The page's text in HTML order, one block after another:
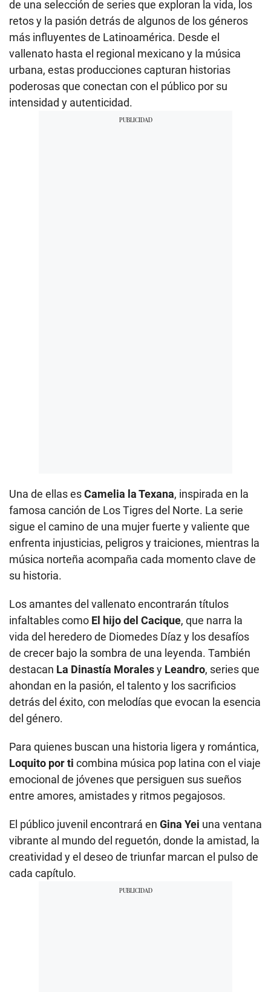
de una selección de series que exploran la vida, los
retos y la pasión detrás de algunos de los géneros
más influyentes de Latinoamérica. Desde el
vallenato hasta el regional mexicano y la música
urbana, estas producciones capturan historias
poderosas que conectan con el público por su
intensidad y autenticidad.
Una de ellas esCamelia la Texana, inspirada en la
famosa canción de Los Tigres del Norte. La serie
sigue el camino de una mujer fuerte y valiente que
enfrenta injusticias, peligros y traiciones, mientras la
música norteña acompaña cada momento clave de
su historia.
Los amantes del vallenato encontrarán títulos
infaltables como El hijo del Cacique, que narra la
vida del heredero de Diomedes Díaz y los desafíos
de crecer bajo la sombra de una leyenda. También
destacan La Dinastía Moralesy Leandro, series que
ahondan en la pasión, el talento y los sacrificios
detrás del éxito, con melodías que evocan la esencia
del género.
Para quienes buscan una historia ligera y romántica,
Loquito por ti combina música pop latina con el viaje
emocional de jóvenes que persiguen sus sueños
entre amores, amistades y ritmos pegajosos.
El público juvenil encontrará en Gina Yei una ventana
vibrante al mundo del reguetón, donde la amistad, la
creatividad y el deseo de triunfar marcan el pulso de
cada capítulo.